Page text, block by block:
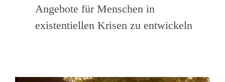
Angebote für Menschen in
existentiellen Krisen zu entwickeln